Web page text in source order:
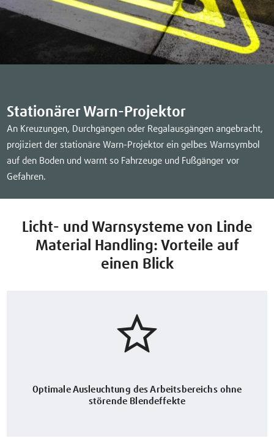
Stationärer Warn-Projektor
An Kreuzungen, Durchgängen oder Regalausgängen angebracht,
projiziert der stationäre Warn-Projektor ein gelbes Warnsymbol
auf den Boden und warnt so Fahrzeuge und Fußgänger vor
Gefahren.
Licht- und Warnsysteme von Linde
Material Handling: Vorteile auf
einen Blick
Optimale Ausleuchtung des Arbeitsbereichs ohne
störende Blendeffekte